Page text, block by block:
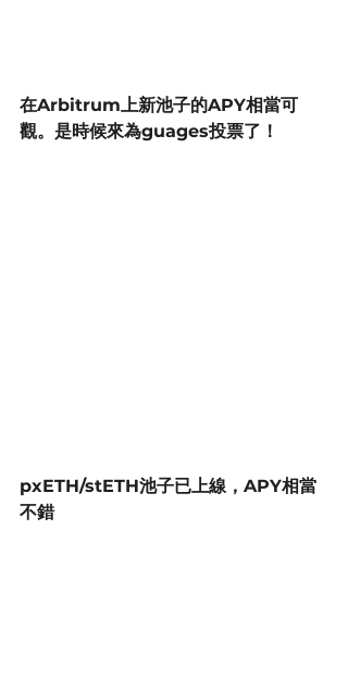
在Arbitrum上新池子的APY相當可
觀。是時候來為guages投票了！
pxETH/stETH池子已上線，APY相當
不錯